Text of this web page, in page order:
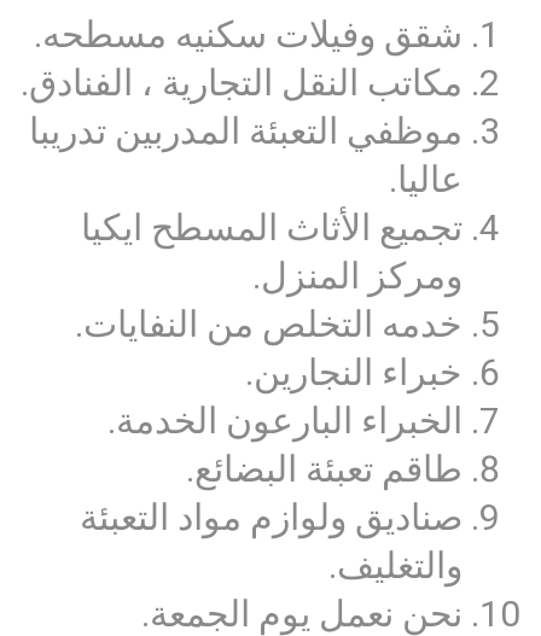
شقق وفيلات سكنيه مسطحه.
مكاتب النقل التجارية ، الفنادق.
موظفي التعبئة المدربين تدريبا
عاليا.
تجميع الأثاث المسطح ايكيا
ومركز المنزل.
خدمه التخلص من النفايات.
خبراء النجارين.
الخبراء البارعون الخدمة.
طاقم تعبئة البضائع.
صناديق ولوازم مواد التعبئة
والتغليف.
نحن نعمل يوم الجمعة.